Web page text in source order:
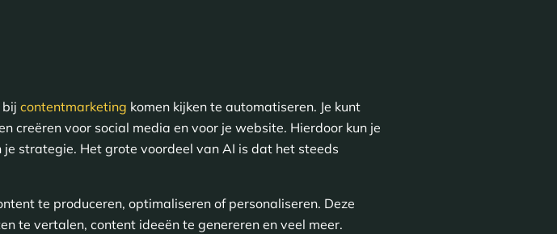
contentmarketing komen kijken te automatiseren. Je kunt
voor social media en voor je website. Hierdoor kun je
strategie. Het grote voordeel van AI is dat het steeds
te produceren, optimaliseren of personaliseren. Deze
te vertalen, content ideeën te genereren en veel meer.